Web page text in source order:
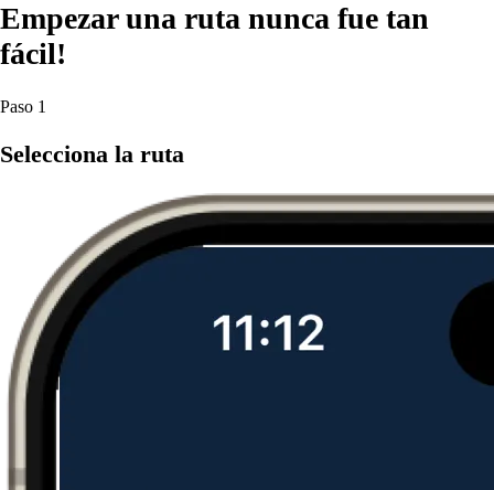
Empezar una ruta nunca fue tan
fácil!
Paso 1
Selecciona la ruta